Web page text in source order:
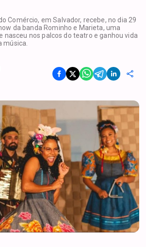
Comércio, em Salvador, recebe, no dia 29
da banda Rominho e Marieta, uma
nasceu nos palcos do teatro e ganhou vida
música.